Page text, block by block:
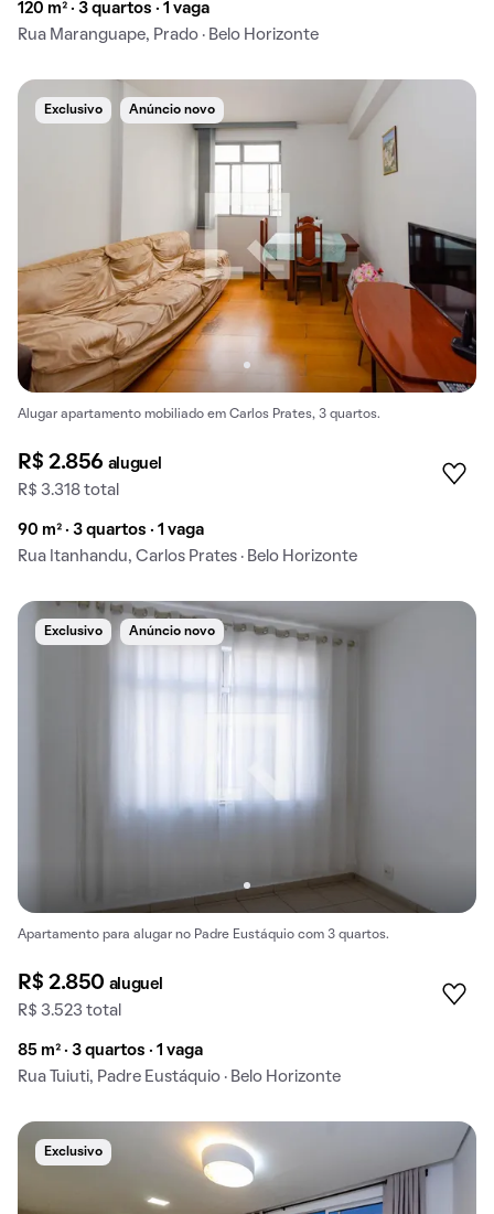
120 m² · 3 quartos · 1 vaga
Rua Maranguape, Prado · Belo Horizonte
Exclusivo Anúncio novo
Alugar apartamento mobiliado em Carlos Prates, 3 quartos.
R$ 2.856 aluguel
R$ 3.318 total
90 m² · 3 quartos · 1 vaga
Rua Itanhandu, Carlos Prates · Belo Horizonte
Exclusivo Anúncio novo
Apartamento para alugar no Padre Eustáquio com 3 quartos.
R$ 2.850 aluguel
R$ 3.523 total
85 m² · 3 quartos · 1 vaga
Rua Tuiuti, Padre Eustáquio · Belo Horizonte
Exclusivo